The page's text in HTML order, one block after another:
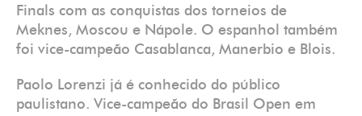
Finals com as conquistas dos torneios de
Meknes, Moscou e Nápole. O espanhol também
foi vice-campeão Casablanca, Manerbio e Blois.
Paolo Lorenzi já é conhecido do público
paulistano. Vice-campeão do Brasil Open em